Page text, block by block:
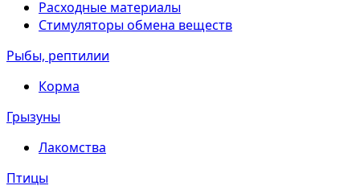
Расходные материалы
Стимуляторы обмена веществ
Рыбы, рептилии
Корма
Грызуны
Лакомства
Птицы